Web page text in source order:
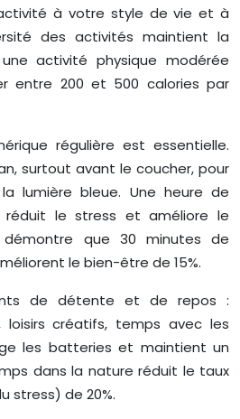
à votre style de vie et à
des activités maintient la
activité physique modérée
entre 200 et 500 calories par
régulière est essentielle.
surtout avant le coucher, pour
lumière bleue. Une heure de
réduit le stress et améliore le
que 30 minutes de
le bien-être de 15%.
de détente et de repos :
loisirs créatifs, temps avec les
les batteries et maintient un
dans la nature réduit le taux
stress) de 20%.